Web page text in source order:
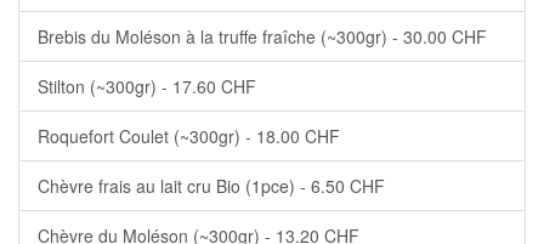
Brebis du Moléson à la truffe fraîche (~300gr) - 30.00 CHF
Stilton (~300gr) - 17.60 CHF
Roquefort Coulet (~300gr) - 18.00 CHF
Chèvre frais au lait cru Bio (1pce) - 6.50 CHF
Chèvre du Moléson (~300gr) - 13.20 CHF